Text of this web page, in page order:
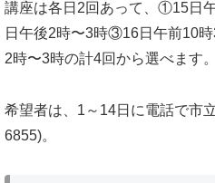
講座は各日2回あって、①15日
日午後2時〜3時③16日午前10
2時〜3時の計4回から選べます
希望者は、1～14日に電話で市
6855)。